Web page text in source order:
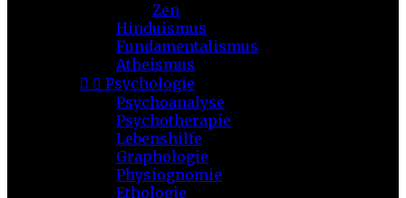
Zen
Hinduismus
Fundamentalismus
Atheismus
  Psychologie
Psychoanalyse
Psychotherapie
Lebenshilfe
Graphologie
Physiognomie
Ethologie